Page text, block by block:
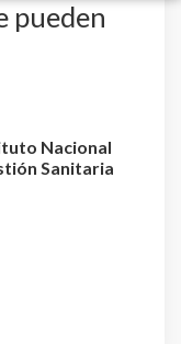
pueden
Nacional
Sanitaria